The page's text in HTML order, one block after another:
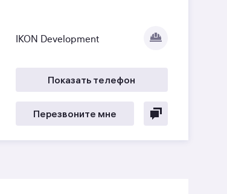
IKON Development
Показать телефон
Перезвоните мне